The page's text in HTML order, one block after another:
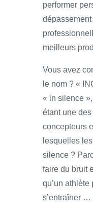
performer
meilleurs
Vous avez
le nom ? «
« in silence
étant une
concepteurs
lesquelles
silence ?
faire du bruit
qu’un
s’entraîner …